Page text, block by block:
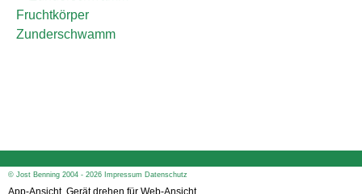
Zunderschwamm
© Jost Benning 2004 - 2026 Impressum Datenschutz
App-Ansicht, Gerät drehen für Web-Ansicht.